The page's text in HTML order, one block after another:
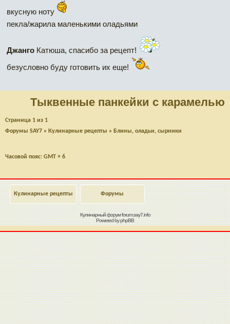
вкусную ноту
пекла/жарила маленькими оладьями
Джанго Катюша, спасибо за рецепт!
безусловно буду готовить их еще!
Тыквенные панкейки с карамелью
Страница 1 из 1
Форумы SAY7 » Кулинарные рецепты » Блины, оладьи, сырники
Часовой пояс: GMT + 6
Кулинарные рецепты Форумы
Кулинарный форумforum.say7.info
Powered byphpBB